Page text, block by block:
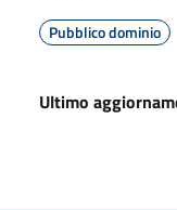
Pubblico dominio
Ultimo